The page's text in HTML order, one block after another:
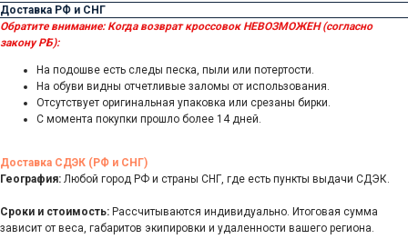
Доставка РФ и СНГ
Обратите внимание: Когда возврат кроссовок НЕВОЗМОЖЕН (согласно
закону РБ):
На подошве есть следы песка, пыли или потертости.
На обуви видны отчетливые заломы от использования.
Отсутствует оригинальная упаковка или срезаны бирки.
С момента покупки прошло более 14 дней.
Доставка СДЭК (РФ и СНГ)
География: Любой город РФ и страны СНГ, где есть пункты выдачи СДЭК.
Сроки и стоимость: Рассчитываются индивидуально. Итоговая сумма
зависит от веса, габаритов экипировки и удаленности вашего региона.